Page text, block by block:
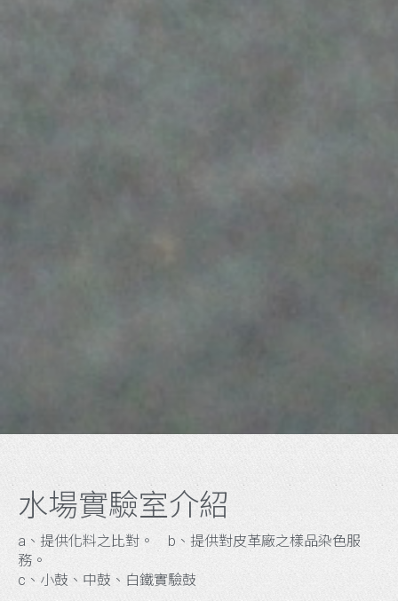
水場實驗室介紹
a、提供化料之比對。 b、提供對皮革廠之樣品染色服
務。
c、小鼓、中鼓、白鐵實驗鼓